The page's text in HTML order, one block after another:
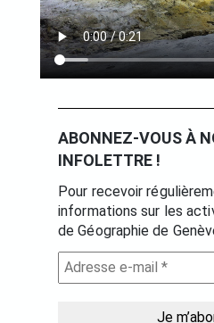
ABONNEZ-VOUS À
INFOLETTRE !
Pour recevoir
informations sur les
de Géographie de